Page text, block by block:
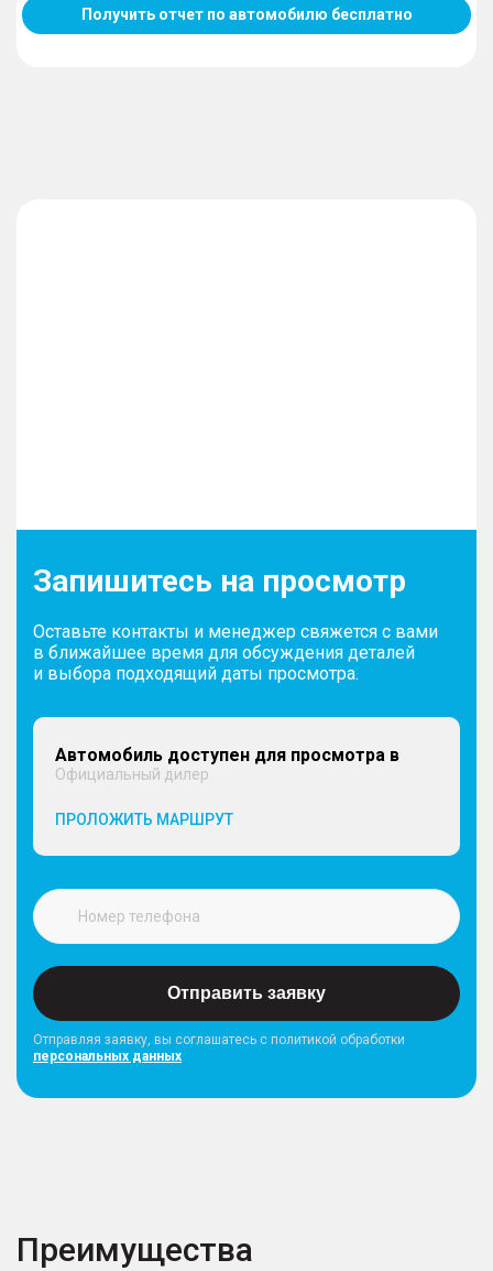
Получить отчет по автомобилю бесплатно
Запишитесь на просмотр
Оставьте контакты и менеджер свяжется с вами
в ближайшее время для обсуждения деталей
и выбора подходящий даты просмотра.
Автомобиль доступен для просмотра в
Официальный дилер
ПРОЛОЖИТЬ МАРШРУТ
Отправить заявку
Отправляя заявку, вы соглашатесь с политикой обработки
персональных данных
Преимущества